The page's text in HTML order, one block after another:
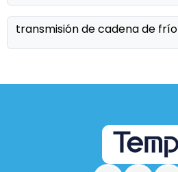
transmisión de cadena de frío